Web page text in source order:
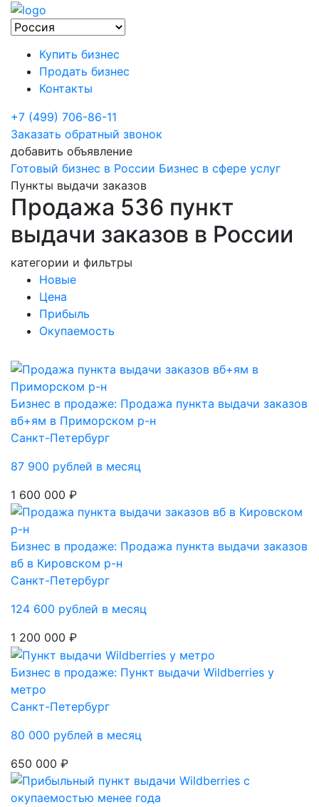
Купить бизнес
Продать бизнес
Контакты
+7 (499) 706-86-11
Заказать обратный звонок
добавить объявление
Готовый бизнес в России Бизнес в сфере услуг
Пункты выдачи заказов
Продажа 536 пункт
выдачи заказов в России
категории и фильтры
Новые
Цена
Прибыль
Окупаемость
Бизнес в продаже: Продажа пункта выдачи заказов
вб+ям в Приморском р-н
Санкт-Петербург
87 900 рублей в месяц
1 600 000 ₽
Бизнес в продаже: Продажа пункта выдачи заказов
вб в Кировском р-н
Санкт-Петербург
124 600 рублей в месяц
1 200 000 ₽
Бизнес в продаже: Пункт выдачи Wildberries у
метро
Санкт-Петербург
80 000 рублей в месяц
650 000 ₽